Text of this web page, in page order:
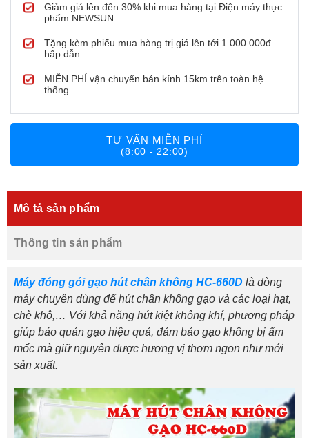
Giảm giá lên đến 30% khi mua hàng tại Điện máy thực
phẩm NEWSUN
Tặng kèm phiếu mua hàng trị giá lên tới 1.000.000đ
hấp dẫn
MIỄN PHÍ vận chuyển bán kính 15km trên toàn hệ
thống
TƯ VẤN MIỄN PHÍ
(8:00 - 22:00)
Mô tả sản phẩm
Thông tin sản phẩm
Máy đóng gói gạo hút chân không HC-660D là dòng
máy chuyên dùng để hút chân không gạo và các loại hạt,
chè khô,… Với khả năng hút kiệt không khí, phương pháp
giúp bảo quản gạo hiệu quả, đảm bảo gạo không bị ẩm
mốc mà giữ nguyên được hương vị thơm ngon như mới
sản xuất.